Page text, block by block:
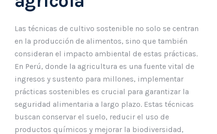
Las técnicas de cultivo sostenible no solo se centran
en la producción de alimentos, sino que también
consideran el impacto ambiental de estas prácticas.
En Perú, donde la agricultura es una fuente vital de
ingresos y sustento para millones, implementar
prácticas sostenibles es crucial para garantizar la
seguridad alimentaria a largo plazo. Estas técnicas
buscan conservar el suelo, reducir el uso de
productos químicos y mejorar la biodiversidad,